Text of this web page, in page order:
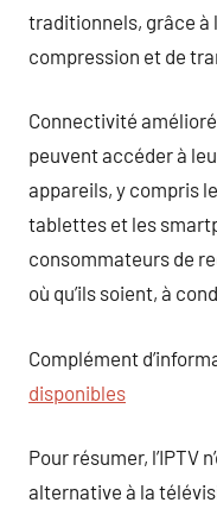
traditionnels, grâce à
compression et de
Connectivité
peuvent accéder à
appareils, y compris
tablettes et les
consommateurs de
où qu’ils soient, à
Complément
disponibles
Pour résumer, l’IPTV
alternative à la